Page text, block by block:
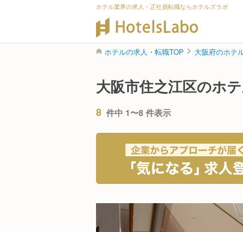
ホテル業界の求人・正社員転職ならホテルズラボ
ホテルの求人・転職TOP 大阪府のホテ
大阪市住之江区のホ
8 件中 1〜8 件表示